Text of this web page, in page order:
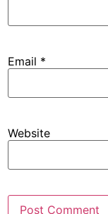
Email *
Website